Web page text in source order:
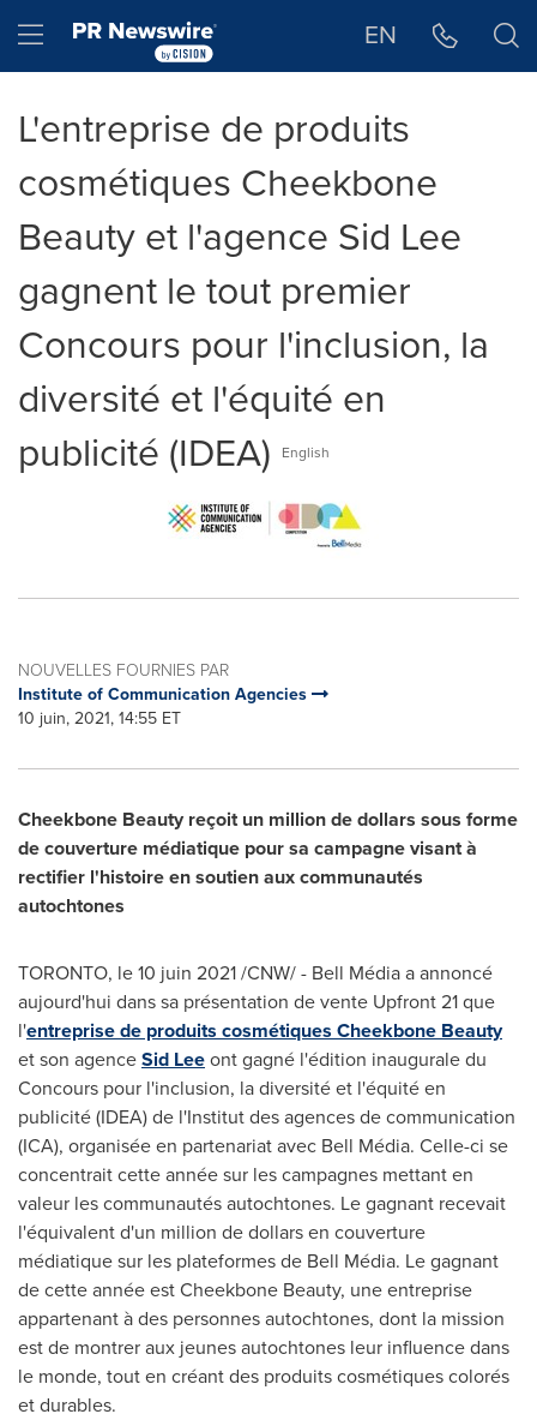
Hamburger menu EN
L'entreprise de produits
cosmétiques Cheekbone
Beauty et l'agence Sid Lee
gagnent le tout premier
Concours pour l'inclusion, la
diversité et l'équité en
publicité (IDEA)
English
NOUVELLES FOURNIES PAR
Institute of Communication Agencies
10 juin, 2021, 14:55 ET
Cheekbone Beauty reçoit un million de dollars sous forme
de couverture médiatique pour sa campagne visant à
rectifier l'histoire en soutien aux communautés
autochtones
TORONTO, le 10 juin 2021 /CNW/ - Bell Média a annoncé
aujourd'hui dans sa présentation de vente Upfront 21 que
l'entreprise de produits cosmétiques Cheekbone Beauty
et son agenceSid Leeont gagné l'édition inaugurale du
Concours pour l'inclusion, la diversité et l'équité en
publicité (IDEA) de l'Institut des agences de communication
(ICA), organisée en partenariat avec Bell Média. Celle-ci se
concentrait cette année sur les campagnes mettant en
valeur les communautés autochtones. Le gagnant recevait
l'équivalent d'un million de dollars en couverture
médiatique sur les plateformes de Bell Média. Le gagnant
de cette année est Cheekbone Beauty, une entreprise
appartenant à des personnes autochtones, dont la mission
est de montrer aux jeunes autochtones leur influence dans
le monde, tout en créant des produits cosmétiques colorés
et durables.